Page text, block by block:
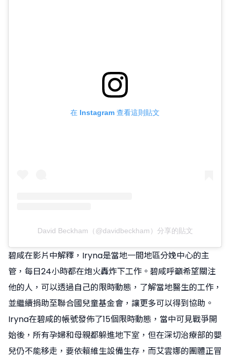
在 Instagram 查看這則貼文
David Beckham（@davidbeckham）分享的貼文
碧咸在影片中解釋，Iryna是當地一間地區分娩中心的主
管，每日24小時都在炮火轟炸下工作。碧咸呼籲希望關注
他的人，可以透過自己的限時動態，了解當地醫生的工作，
並繼續捐助至聯合國兒童基金會，讓更多可以得到協助。
Iryna在碧咸的帳號發佈了15個限時動態，當中可見戰爭開
始後，所有孕婦和母親都躲進地下室，但在深切治療部的嬰
兒仍不能移走，要依賴維生設備生存，而艾雲娜的團體正冒